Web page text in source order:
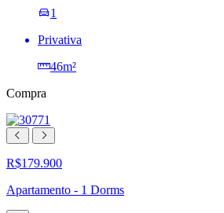
1
Privativa
46m²
Compra
R$179.900
Apartamento - 1 Dorms